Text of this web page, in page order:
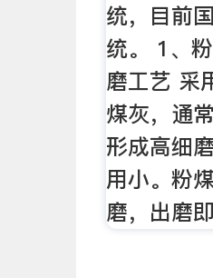
统，目前
统。 1、
磨工艺 采
煤灰，通
形成高细
用小。粉
磨，出磨